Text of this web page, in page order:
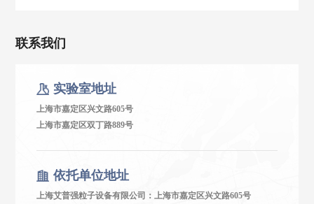
联系我们
实验室地址
上海市嘉定区兴文路605号
上海市嘉定区双丁路889号
依托单位地址
上海艾普强粒子设备有限公司：上海市嘉定区兴文路605号